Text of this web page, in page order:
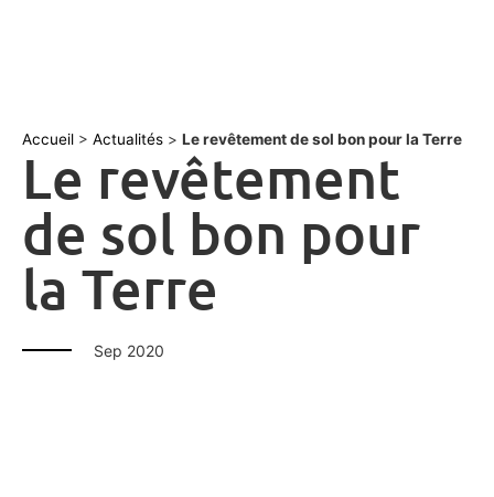
Accueil > Actualités > Le revêtement de sol bon pour la Terre
Le revêtement
de sol bon pour
la Terre
Sep 2020